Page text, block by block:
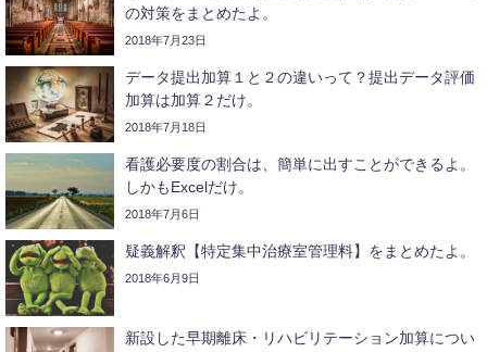
の対策をまとめたよ。
2018年7月23日
データ提出加算１と２の違いって？提出データ評価
加算は加算２だけ。
2018年7月18日
看護必要度の割合は、簡単に出すことができるよ。
しかもExcelだけ。
2018年7月6日
疑義解釈【特定集中治療室管理料】をまとめたよ。
2018年6月9日
新設した早期離床・リハビリテーション加算につい